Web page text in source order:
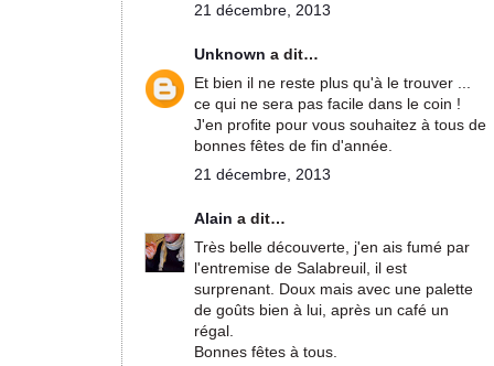
21 décembre, 2013
Unknown a dit…
Et bien il ne reste plus qu'à le trouver ...
ce qui ne sera pas facile dans le coin !
J'en profite pour vous souhaitez à tous de
bonnes fêtes de fin d'année.
21 décembre, 2013
Alain a dit…
Très belle découverte, j'en ais fumé par
l'entremise de Salabreuil, il est
surprenant. Doux mais avec une palette
de goûts bien à lui, après un café un
régal.
Bonnes fêtes à tous.